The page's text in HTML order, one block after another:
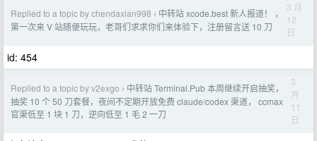
Replied to a topic by chendaxian998 › 中转站 xcode.best 新人报道！ ，
第一次来 V 站随便玩玩，老哥们求求你们来体验下，注册留言送 10 刀
3 月
12
日
id: 454
Replied to a topic by v2exgo › 中转站 Terminal.Pub 本周继续开启抽奖，
抽奖 10 个 50 刀套餐，夜间不定期开放免费 claude/codex 渠道， ccmax
官渠低至 1 块 1 刀，逆向低至 1 毛 2 一刀
3
月
11
日